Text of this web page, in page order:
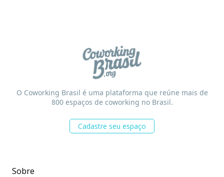
O Coworking Brasil é uma plataforma que reúne mais de
800 espaços de coworking no Brasil.
Cadastre seu espaço
Sobre